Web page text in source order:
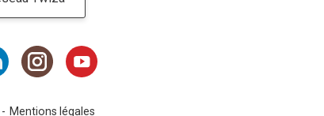
Mentions légales